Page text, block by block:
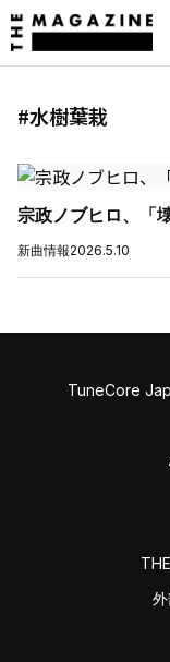
#水樹葉栽
宗政ノブヒロ、「
新曲情報2026.5.10
TuneCore